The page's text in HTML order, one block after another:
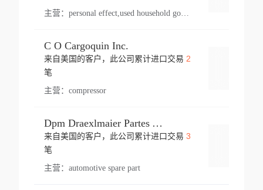
主营： personal effect,used household goods
C O Cargoquin Inc.
来自美国的客户，此公司累计进口交易 2
笔
主营： compressor
Dpm Draexlmaier Partes Automotrices Corr Ind Huejotzingo
来自美国的客户，此公司累计进口交易 3
笔
主营： automotive spare part